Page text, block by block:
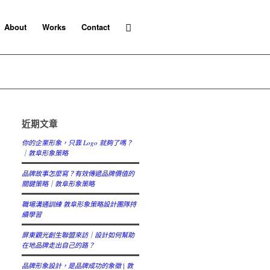
About Works Contact
近期文章
你的企業形象，只靠 Logo 就夠了嗎？
｜敦阜形象策略
品牌故事怎麼寫？有效傳遞品牌價值的
關鍵策略｜敦阜形象策略
職場溝通訓練 敦阜形象策略設計團隊持
續學習
屏東觀光創生聯盟來訪｜設計如何幫助
在地品牌走出自己的路？
品牌形象設計，是品牌成功的象徵 | 敦